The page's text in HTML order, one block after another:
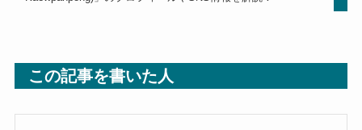
この記事を書いた人